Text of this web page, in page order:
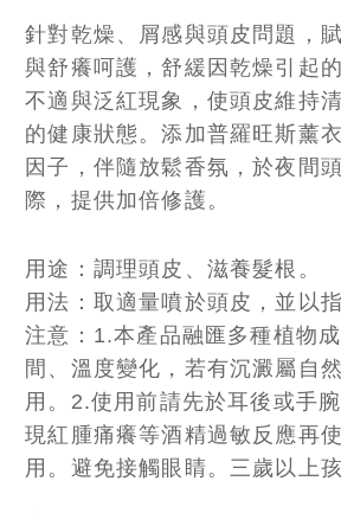
針對乾燥、屑感與頭皮問題，
與舒癢呵護，舒緩因乾燥引起
不適與泛紅現象，使頭皮維持
的健康狀態。添加普羅旺斯薰
因子，伴隨放鬆香氛，於夜間
際，提供加倍修護。
用途：調理頭皮、滋養髮根。
用法：取適量噴於頭皮，並以
注意：1.本產品融匯多種植物
間、溫度變化，若有沉澱屬自
用。2.使用前請先於耳後或手
現紅腫痛癢等酒精過敏反應再
用。避免接觸眼睛。三歲以上孩